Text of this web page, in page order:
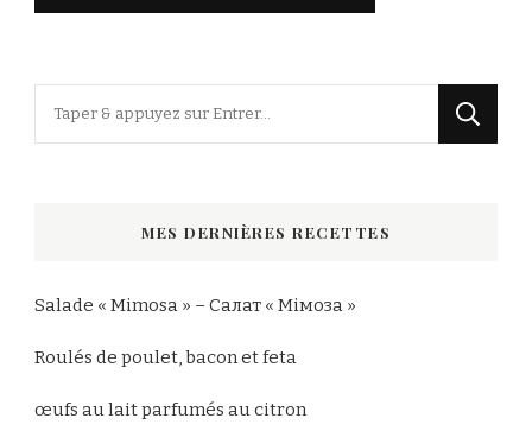
MES DERNIÈRES RECETTES
Salade « Mimosa » – Салат « Мімоза »
Roulés de poulet, bacon et feta
œufs au lait parfumés au citron